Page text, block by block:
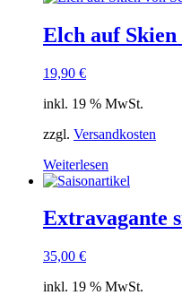
Elch auf Skien
19,90 €
inkl. 19 % MwSt.
zzgl. Versandkosten
Weiterlesen
Extravagante
35,00 €
inkl. 19 % MwSt.